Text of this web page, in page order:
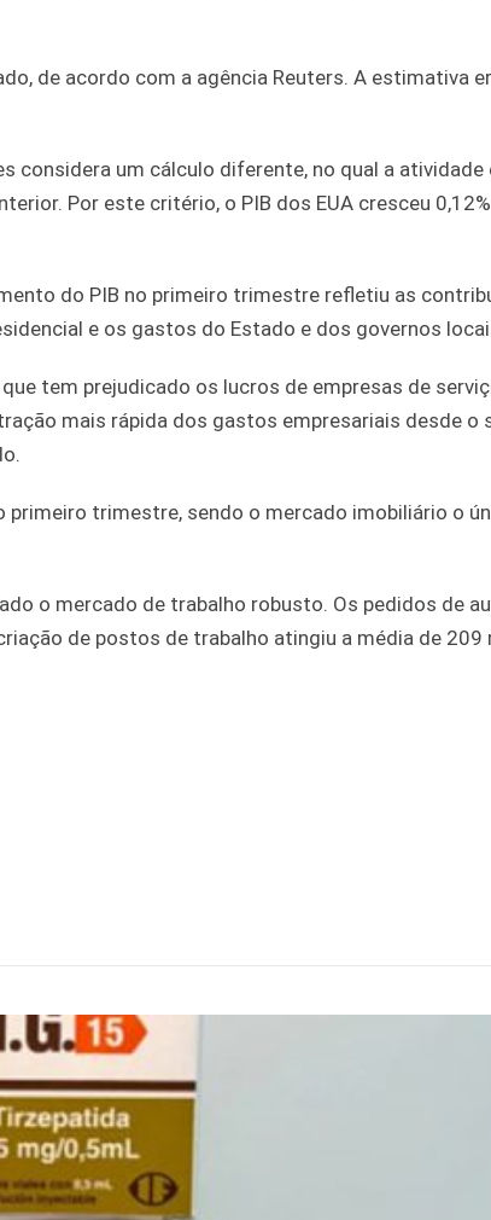
de acordo com a agência Reuters. A estimativa
considera um cálculo diferente, no qual a
Por este critério, o PIB dos EUA cresceu
do PIB no primeiro trimestre refletiu as
e os gastos do Estado e dos governos
tem prejudicado os lucros de empresas de
mais rápida dos gastos empresariais desde o
trimestre, sendo o mercado imobiliário o
o mercado de trabalho robusto. Os pedidos de
de postos de trabalho atingiu a média de 209